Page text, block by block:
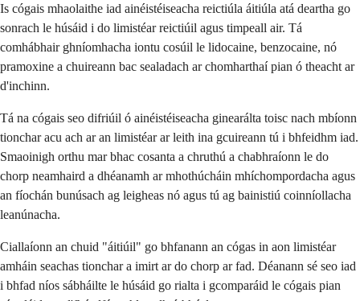
Is cógais mhaolaithe iad ainéistéiseacha reictiúla áitiúla atá deartha go
sonrach le húsáid i do limistéar reictiúil agus timpeall air. Tá
comhábhair ghníomhacha iontu cosúil le lidocaine, benzocaine, nó
pramoxine a chuireann bac sealadach ar chomharthaí pian ó theacht ar
d'inchinn.
Tá na cógais seo difriúil ó ainéistéiseacha ginearálta toisc nach mbíonn
tionchar acu ach ar an limistéar ar leith ina gcuireann tú i bhfeidhm iad.
Smaoinigh orthu mar bhac cosanta a chruthú a chabhraíonn le do
chorp neamhaird a dhéanamh ar mhothúcháin mhíchompordacha agus
an fíochán bunúsach ag leigheas nó agus tú ag bainistiú coinníollacha
leanúnacha.
Ciallaíonn an chuid "áitiúil" go bhfanann an cógas in aon limistéar
amháin seachas tionchar a imirt ar do chorp ar fad. Déanann sé seo iad
i bhfad níos sábháilte le húsáid go rialta i gcomparáid le cógais pian